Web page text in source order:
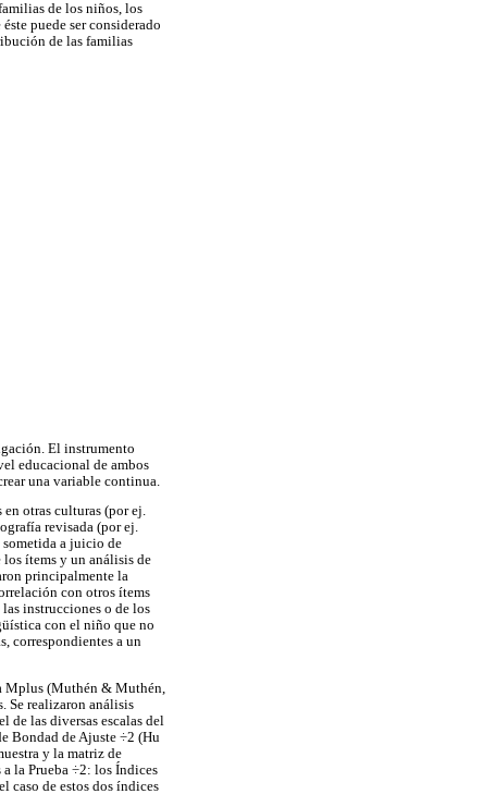
de los niños, los
puede ser considerado
de las familias
El instrumento
educacional de ambos
una variable continua.
otras culturas (por ej.
revisada (por ej.
sometida a juicio de
ítems y un análisis de
principalmente la
con otros ítems
instrucciones o de los
con el niño que no
correspondientes a un
Mplus (Muthén & Muthén,
Se realizaron análisis
de las diversas escalas del
Bondad de Ajuste ÷2 (Hu
y la matriz de
la Prueba ÷2: los Índices
caso de estos dos índices